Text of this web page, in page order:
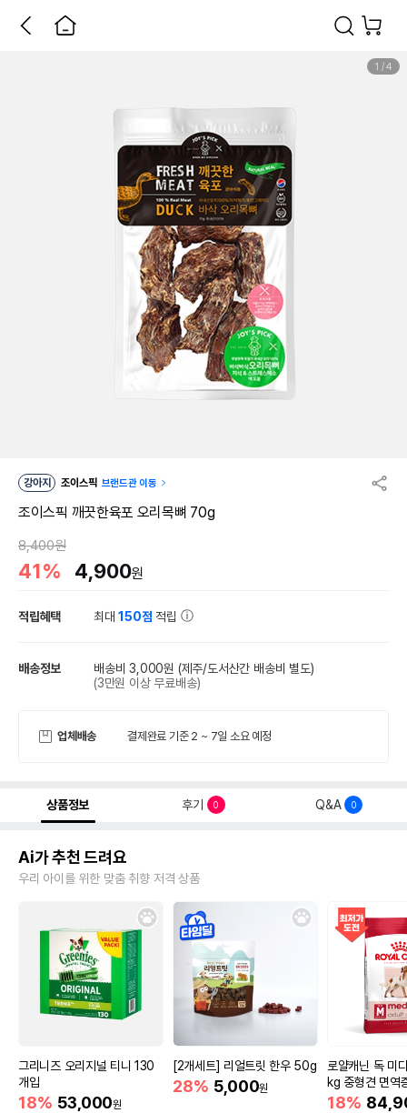
1 /4
강아지 조이스픽 브랜드관 이동
조이스픽 깨끗한육포 오리목뼈 70g
8,400원
41% 4,900원
적립혜택 최대150점 적립
배송정보 배송비 3,000원 (제주/도서산간 배송비 별도)
(3만원 이상 무료배송)
업체배송 결제완료 기준 2 ~ 7일 소요 예정
상품정보 후기 0 Q&A 0
Ai가 추천 드려요
우리 아이를 위한 맞춤 취향 저격 상품
그리니즈 오리지널 티니 130
개입
18% 53,000원
[2개세트] 리얼트릿 한우 50g
28% 5,000원
로얄캐닌 독 미
kg 중형견 면역
18%